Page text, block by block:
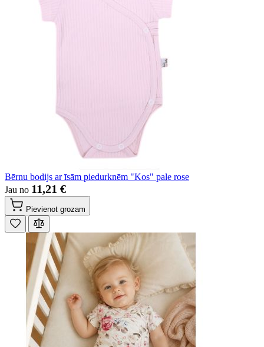
Bērnu bodijs ar īsām piedurknēm "Kos" pale rose
Jau no 11,21 €
Pievienot grozam